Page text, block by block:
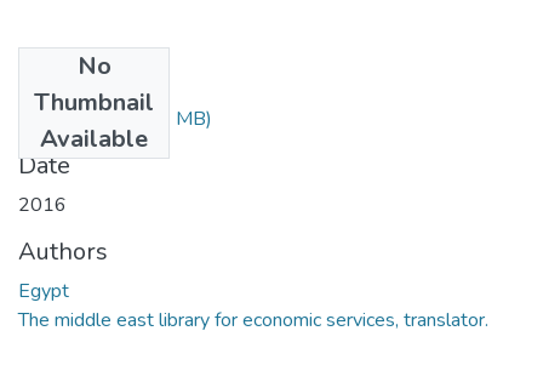
No
Thumbnail
Available
3373.pdf(2.93 MB)
Date
2016
Authors
Egypt
The middle east library for economic services, translator.